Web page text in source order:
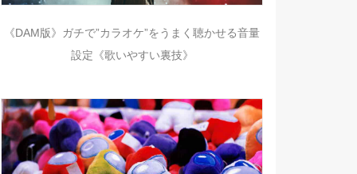
《DAM版》ガチで”カラオケ”をうまく聴かせる音量
設定《歌いやすい裏技》